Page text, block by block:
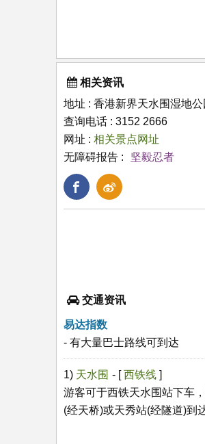
相关资讯
地址 : 香港新界天水围湿地
查询电话 : 3152 2666
网址 : 相关景点网址
无障碍报告 :
坚毅忍者
交通资讯
易达指数
- 有大量巴士路线可到达
1) 天水围 - [西铁线 ]
游客可于西铁天水围站下车
(经天桥)或天秀站(经隧道)到